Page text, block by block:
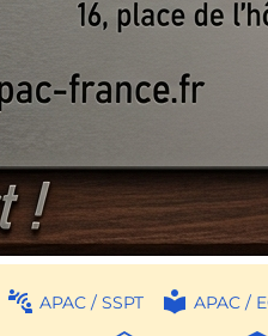
APAC / SSPT APAC /